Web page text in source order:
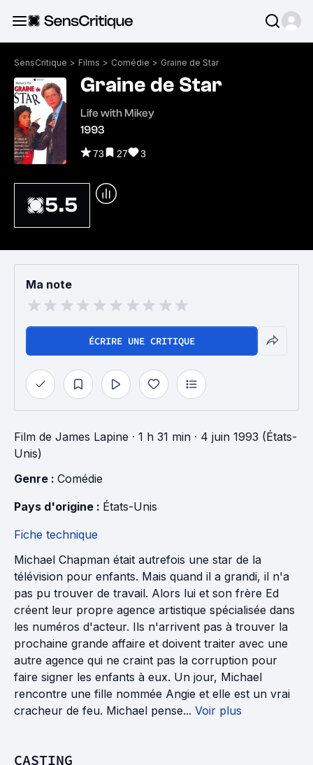
SensCritique > Films > Comédie > Graine de Star
Graine de Star
Life with Mikey
1993
73 27 3
5.5
Ma note
ÉCRIRE UNE CRITIQUE
Film de James Lapine · 1 h 31 min · 4 juin 1993 (États-
Unis)
Genre : Comédie
Pays d'origine : États-Unis
Fiche technique
Michael Chapman était autrefois une star de la
télévision pour enfants. Mais quand il a grandi, il n'a
pas pu trouver de travail. Alors lui et son frère Ed
créent leur propre agence artistique spécialisée dans
les numéros d'acteur. Ils n'arrivent pas à trouver la
prochaine grande affaire et doivent traiter avec une
autre agence qui ne craint pas la corruption pour
faire signer les enfants à eux. Un jour, Michael
rencontre une fille nommée Angie et elle est un vrai
cracheur de feu. Michael pense... Voir plus
CASTING